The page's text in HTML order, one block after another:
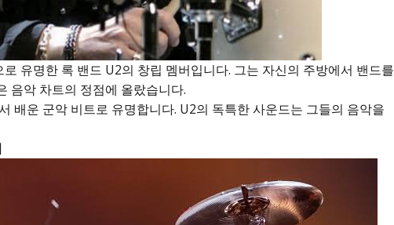
유명한 록 밴드 U2의 창립 멤버입니다. 그는 자신의 주방에서 밴드를
음악 차트의 정점에 올랐습니다.
배운 군악 비트로 유명합니다. U2의 독특한 사운드는 그들의 음악을